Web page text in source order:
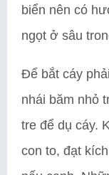
biển nên có
ngọt ở sâu
Để bắt cáy
nhái băm nhỏ
tre để dụ cáy.
con to, đạt